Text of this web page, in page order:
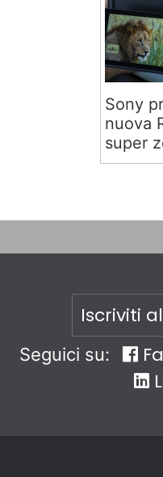
Sony
nuova
super
Iscriviti
Seguici su: